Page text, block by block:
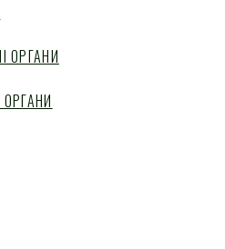
ОРГАНИ